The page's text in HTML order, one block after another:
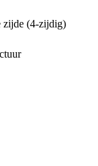
zijde (4-zijdig)